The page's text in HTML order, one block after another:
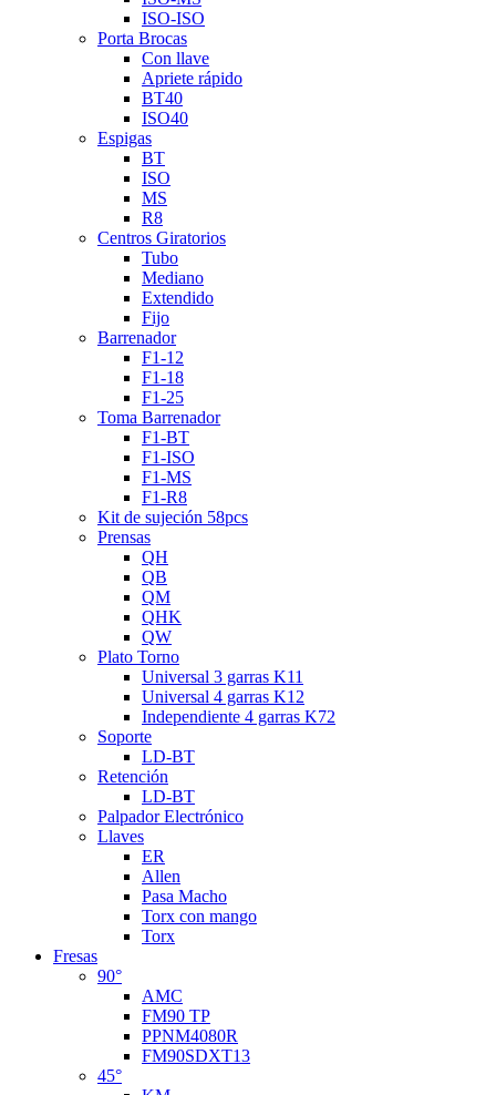
ISO-ISO
Porta Brocas
Con llave
Apriete rápido
BT40
ISO40
Espigas
BT
ISO
MS
R8
Centros Giratorios
Tubo
Mediano
Extendido
Fijo
Barrenador
F1-12
F1-18
F1-25
Toma Barrenador
F1-BT
F1-ISO
F1-MS
F1-R8
Kit de sujeción 58pcs
Prensas
QH
QB
QM
QHK
QW
Plato Torno
Universal 3 garras K11
Universal 4 garras K12
Independiente 4 garras K72
Soporte
LD-BT
Retención
LD-BT
Palpador Electrónico
Llaves
ER
Allen
Pasa Macho
Torx con mango
Torx
Fresas
90°
AMC
FM90 TP
PPNM4080R
FM90SDXT13
45°